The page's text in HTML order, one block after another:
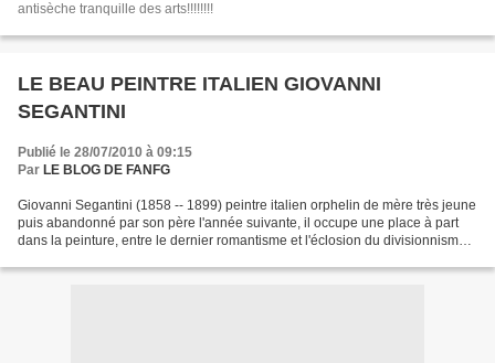
antisèche tranquille des arts!!!!!!!!
LE BEAU PEINTRE ITALIEN GIOVANNI
SEGANTINI
Publié le 28/07/2010 à 09:15
Par LE BLOG DE FANFG
Giovanni Segantini (1858 -- 1899) peintre italien orphelin de mère très jeune
puis abandonné par son père l'année suivante, il occupe une place à part
dans la peinture, entre le dernier romantisme et l'éclosion du divisionnisme